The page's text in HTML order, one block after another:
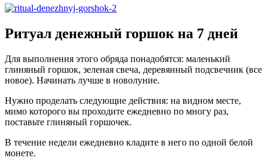
Ритуал денежный горшок на 7 дней
Для выполнения этого обряда понадобятся: маленький
глиняный горшок, зеленая свеча, деревянный подсвечник (все
новое). Начинать лучше в новолуние.
Нужно проделать следующие действия: на видном месте,
мимо которого вы проходите ежедневно по многу раз,
поставьте глиняный горшочек.
В течение недели ежедневно кладите в него по одной белой
монете.